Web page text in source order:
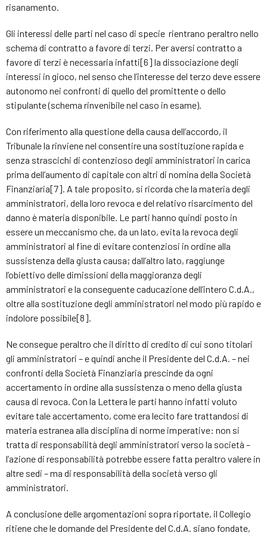
risanamento.
Gli interessi delle parti nel caso di specie rientrano peraltro nello
schema di contratto a favore di terzi. Per aversi contratto a
favore di terzi è necessaria infatti[6] la dissociazione degli
interessi in gioco, nel senso che l’interesse del terzo deve essere
autonomo nei confronti di quello del promittente o dello
stipulante (schema rinvenibile nel caso in esame).
Con riferimento alla questione della causa dell’accordo, il
Tribunale la rinviene nel consentire una sostituzione rapida e
senza strascichi di contenzioso degli amministratori in carica
prima dell’aumento di capitale con altri di nomina della Società
Finanziaria[7]. A tale proposito, si ricorda che la materia degli
amministratori, della loro revoca e del relativo risarcimento del
danno è materia disponibile. Le parti hanno quindi posto in
essere un meccanismo che, da un lato, evita la revoca degli
amministratori al fine di evitare contenziosi in ordine alla
sussistenza della giusta causa; dall’altro lato, raggiunge
l’obiettivo delle dimissioni della maggioranza degli
amministratori e la conseguente caducazione dell’intero C.d.A.,
oltre alla sostituzione degli amministratori nel modo più rapido e
indolore possibile[8].
Ne consegue peraltro che il diritto di credito di cui sono titolari
gli amministratori – e quindi anche il Presidente del C.d.A. – nei
confronti della Società Finanziaria prescinde da ogni
accertamento in ordine alla sussistenza o meno della giusta
causa di revoca. Con la Lettera le parti hanno infatti voluto
evitare tale accertamento, come era lecito fare trattandosi di
materia estranea alla disciplina di norme imperative: non si
tratta di responsabilità degli amministratori verso la società –
l’azione di responsabilità potrebbe essere fatta peraltro valere in
altre sedi – ma di responsabilità della società verso gli
amministratori.
A conclusione delle argomentazioni sopra riportate, il Collegio
ritiene che le domande del Presidente del C.d.A. siano fondate,